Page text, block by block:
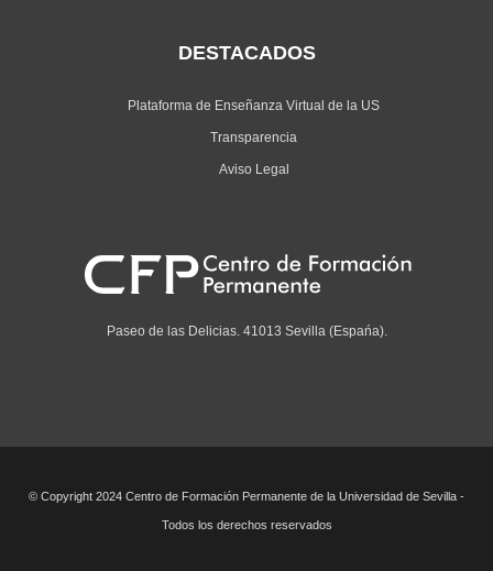
DESTACADOS
Plataforma de Enseñanza Virtual de la US
Transparencia
Aviso Legal
Paseo de las Delicias. 41013 Sevilla (Espańa).
© Copyright 2024 Centro de Formación Permanente de la Universidad de Sevilla -
Todos los derechos reservados